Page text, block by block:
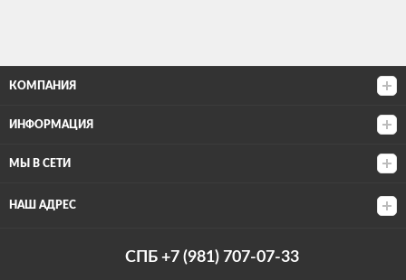
КОМПАНИЯ
ИНФОРМАЦИЯ
МЫ В СЕТИ
НАШ АДРЕС
СПБ +7 (981) 707-07-33